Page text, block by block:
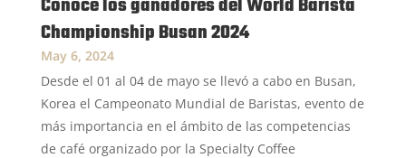
Championship Busan 2024
May 6, 2024
Desde el 01 al 04 de mayo se llevó a cabo en Busan,
Korea el Campeonato Mundial de Baristas, evento de
más importancia en el ámbito de las competencias
de café organizado por la Specialty Coffee